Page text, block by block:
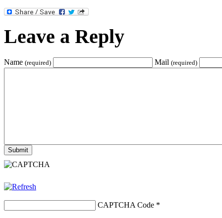
Leave a Reply
Name (required) Mail (required)
CAPTCHA Code *